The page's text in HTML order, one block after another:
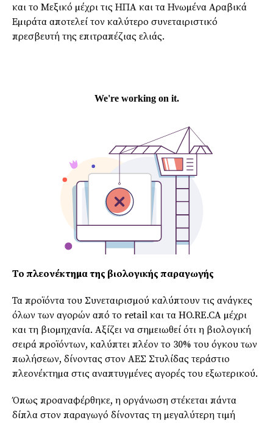
και το Μεξικό µέχρι τις ΗΠΑ και τα Ηνωµένα Αραβικά
Εµιράτα αποτελεί τον καλύτερο συνεταιριστικό
πρεσβευτή της επιτραπέζιας ελιάς.
Το πλεονέκτηµα της βιολογικής παραγωγής
Τα προϊόντα του Συνεταιρισµού καλύπτουν τις ανάγκες
όλων των αγορών από το retail και τα HO.RE.CA µέχρι
και τη βιοµηχανία. Αξίζει να σηµειωθεί ότι η βιολογική
σειρά προϊόντων, καλύπτει πλέον το 30% του όγκου των
πωλήσεων, δίνοντας στον ΑΕΣ Στυλίδας τεράστιο
πλεονέκτηµα στις αναπτυγµένες αγορές του εξωτερικού.
Όπως προαναφέρθηκε, η οργάνωση στέκεται πάντα
δίπλα στον παραγωγό δίνοντας τη µεγαλύτερη τιµή